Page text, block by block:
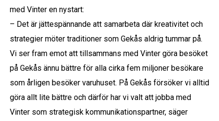
med Vinter en nystart:
– Det är jättespännande att samarbeta där kreativitet och
strategier möter traditioner som Gekås aldrig tummar på.
Vi ser fram emot att tillsammans med Vinter göra besöket
på Gekås ännu bättre för alla cirka fem miljoner besökare
som årligen besöker varuhuset. På Gekås försöker vi alltid
göra allt lite bättre och därför har vi valt att jobba med
Vinter som strategisk kommunikationspartner, säger